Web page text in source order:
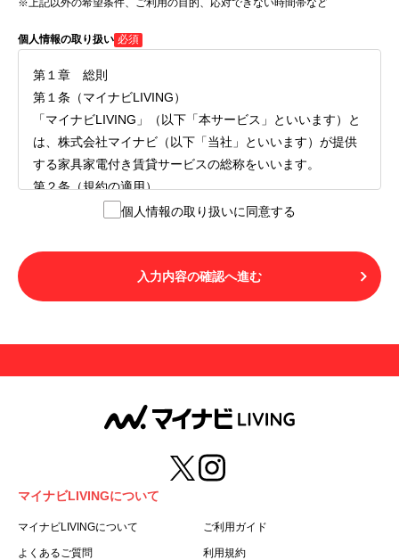
※上記以外の希望条件、ご利用の目的、応対できない時間帯など
個人情報の取り扱い 必須
第１章 総則
第１条（マイナビLIVING）
「マイナビLIVING」（以下「本サービス」といいます）と
は、株式会社マイナビ（以下「当社」といいます）が提供
する家具家電付き賃貸サービスの総称をいいます。
第２条（規約の適用）
１.本サービスを利用する者（以下「利用者」といいます）
LIVINGご契約にあたり取得する個人情報の取り扱いについ
て」の内容をすべて承諾したものとみなされます。不承諾
の意思表示は、本サービスを利用しないことをもってのみ
用することはできません。
第３条（用語の定義）
１.「本サ―ビス」とは、第１章第１条で規定する当社が運
営するマイナビLIVINGを意味します。
２.「利用者」とは、第１章第２条に規定する本サービスを
利用する個人を意味します。
３.「本サイト」とは、当社が運営する本サービスに関する
個人情報の取り扱いに同意する
入力内容の確認へ進む
マイナビLIVINGについて
マイナビLIVINGについて ご利用ガイド
よくあるご質問 利用規約